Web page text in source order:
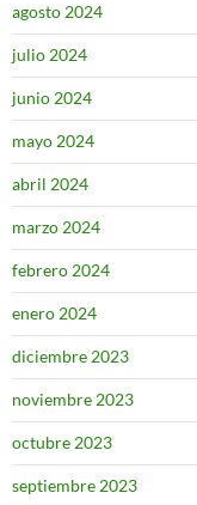
agosto 2024
julio 2024
junio 2024
mayo 2024
abril 2024
marzo 2024
febrero 2024
enero 2024
diciembre 2023
noviembre 2023
octubre 2023
septiembre 2023